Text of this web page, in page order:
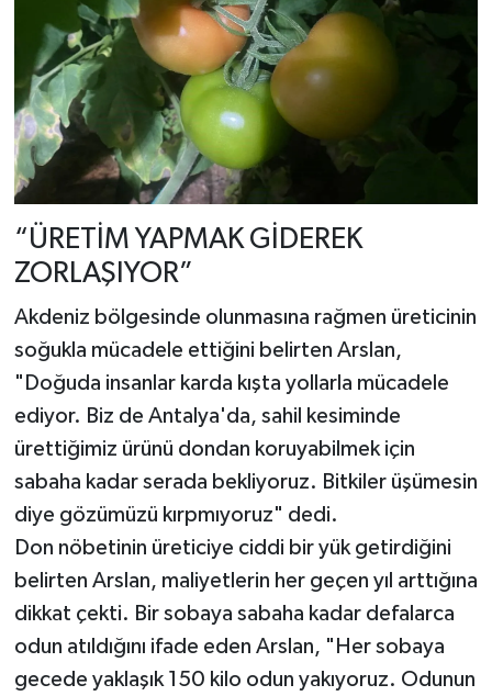
“ÜRETİM YAPMAK GİDEREK
ZORLAŞIYOR”
Akdeniz bölgesinde olunmasına rağmen üreticinin
soğukla mücadele ettiğini belirten Arslan,
"Doğuda insanlar karda kışta yollarla mücadele
ediyor. Biz de Antalya'da, sahil kesiminde
ürettiğimiz ürünü dondan koruyabilmek için
sabaha kadar serada bekliyoruz. Bitkiler üşümesin
diye gözümüzü kırpmıyoruz" dedi.
Don nöbetinin üreticiye ciddi bir yük getirdiğini
belirten Arslan, maliyetlerin her geçen yıl arttığına
dikkat çekti. Bir sobaya sabaha kadar defalarca
odun atıldığını ifade eden Arslan, "Her sobaya
gecede yaklaşık 150 kilo odun yakıyoruz. Odunun